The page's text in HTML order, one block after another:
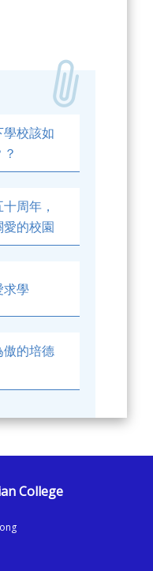
校該如
周年，
的校園
求學
的培德
College